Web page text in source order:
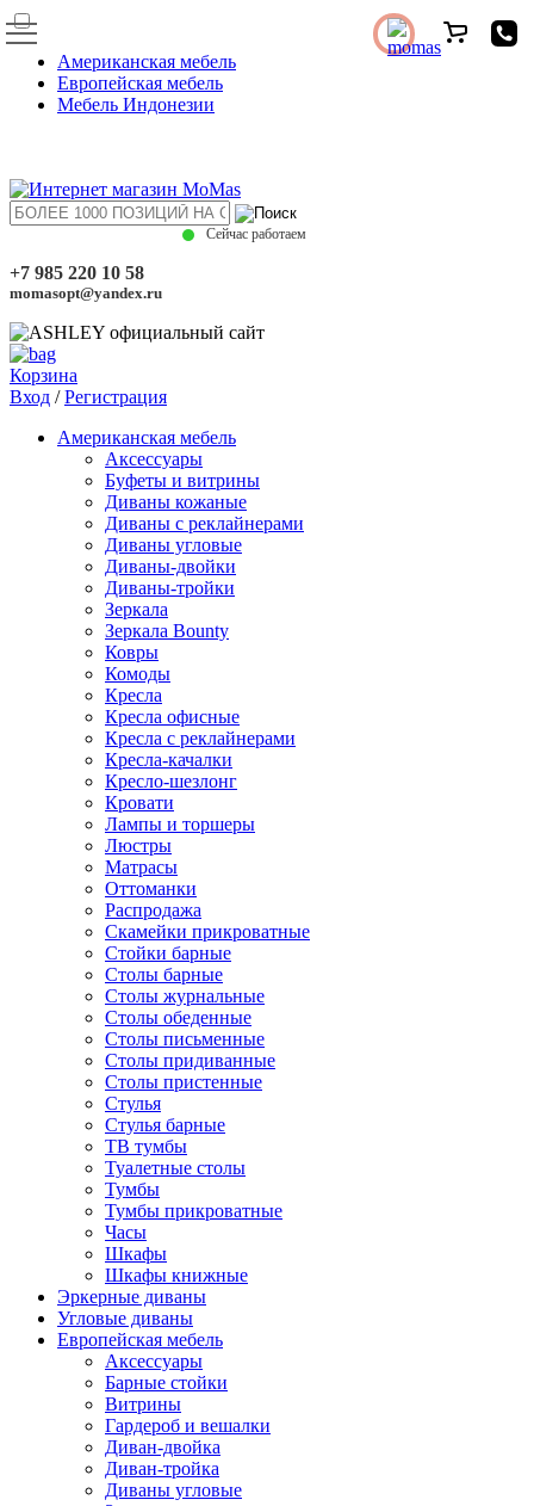
Американская мебель
Европейская мебель
Мебель Индонезии
Сейчас работаем
+7 985 220 10 58
momasopt@yandex.ru
Корзина
Вход /Регистрация
Американская мебель
Аксессуары
Буфеты и витрины
Диваны кожаные
Диваны с реклайнерами
Диваны угловые
Диваны-двойки
Диваны-тройки
Зеркала
Зеркала Bounty
Ковры
Комоды
Кресла
Кресла офисные
Кресла с реклайнерами
Кресла-качалки
Кресло-шезлонг
Кровати
Лампы и торшеры
Люстры
Матрасы
Оттоманки
Распродажа
Скамейки прикроватные
Стойки барные
Столы барные
Столы журнальные
Столы обеденные
Столы письменные
Столы придиванные
Столы пристенные
Стулья
Стулья барные
ТВ тумбы
Туалетные столы
Тумбы
Тумбы прикроватные
Часы
Шкафы
Шкафы книжные
Эркерные диваны
Угловые диваны
Европейская мебель
Аксессуары
Барные стойки
Витрины
Гардероб и вешалки
Диван-двойка
Диван-тройка
Диваны угловые